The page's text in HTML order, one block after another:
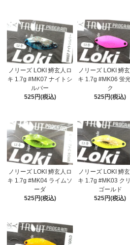
ノリーズ LOKI 鱒玄人ロ
キ 1.7g #MK07 ナイトシ
ルバー
525円(税込)
ノリーズ LOKI 鱒
キ 1.7g #MK06 蛍
ク
525円(税込)
ノリーズ LOKI 鱒玄人ロ
キ 1.7g #MK04 ライムソ
ーダ
525円(税込)
ノリーズ LOKI 鱒
キ 1.7g #MK03 ク
ゴールド
525円(税込)